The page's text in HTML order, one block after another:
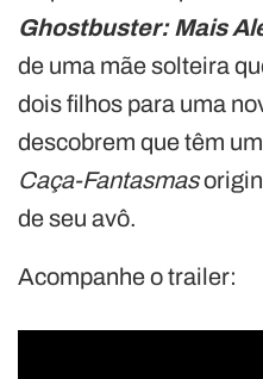
Ghostbuster: Mais
de uma mãe solteira
dois filhos para uma
descobrem que têm
Caça-Fantasmas
de seu avô.
Acompanhe o trailer: